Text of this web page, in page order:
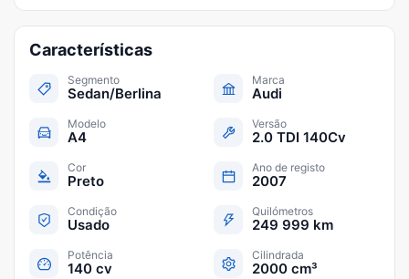
Características
Segmento
Sedan/Berlina
Marca
Audi
Modelo
A4
Versão
2.0 TDI 140Cv
Cor
Preto
Ano de registo
2007
Condição
Usado
Quilómetros
249 999 km
Potência
140 cv
Cilindrada
2000 cm³